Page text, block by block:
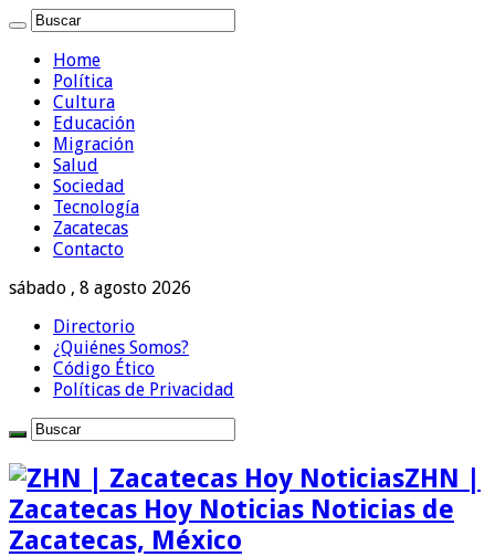
Home
Política
Cultura
Educación
Migración
Salud
Sociedad
Tecnología
Zacatecas
Contacto
sábado , 8 agosto 2026
Directorio
¿Quiénes Somos?
Código Ético
Políticas de Privacidad
ZHN |
Zacatecas Hoy Noticias Noticias de
Zacatecas, México